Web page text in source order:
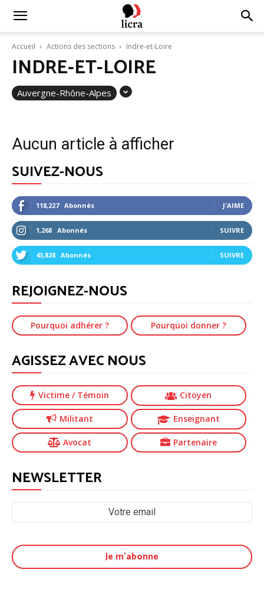
Licra
depuis
1927
Accueil Actions des sections Indre-et-Loire
INDRE-ET-LOIRE
Auvergne-Rhône-Alpes
Aucun article à afficher
SUIVEZ-NOUS
118,227 Abonnés J'AIME
1,268 Abonnés SUIVRE
43,828 Abonnés SUIVRE
REJOIGNEZ-NOUS
Pourquoi adhérer ? Pourquoi donner ?
AGISSEZ AVEC NOUS
Victime/ Témoin Citoyen
Militant Enseignant
Avocat Partenaire
NEWSLETTER